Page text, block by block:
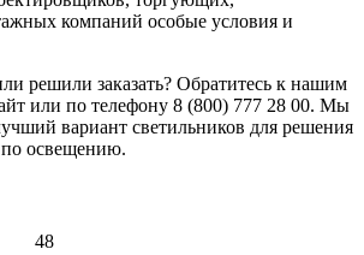
компаний особые условия и
решили заказать? Обратитесь к нашим
или по телефону 8 (800) 777 28 00. Мы
вариант светильников для решения
освещению.
48